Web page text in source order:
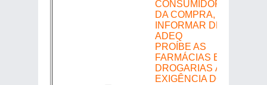
PROÍBE AS
FARMÁCIAS E
DROGARIAS À
EXIGÊNCIA DO CPF DO